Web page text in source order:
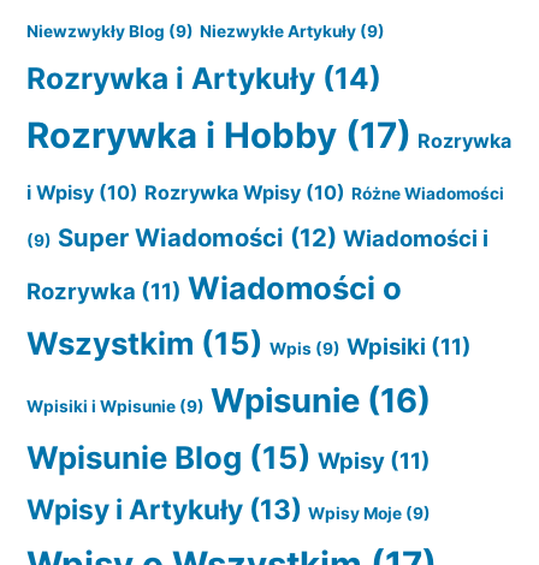
Niewzwykły Blog (9) Niezwykłe Artykuły (9)
Rozrywka i Artykuły (14)
Rozrywka i Hobby (17) Rozrywka
i Wpisy (10) Rozrywka Wpisy (10) Różne Wiadomości
(9) Super Wiadomości (12) Wiadomości i
Rozrywka (11) Wiadomości o
Wszystkim (15) Wpis (9) Wpisiki (11)
Wpisiki i Wpisunie (9) Wpisunie (16)
Wpisunie Blog (15) Wpisy (11)
Wpisy i Artykuły (13) Wpisy Moje (9)